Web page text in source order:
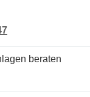
beraten